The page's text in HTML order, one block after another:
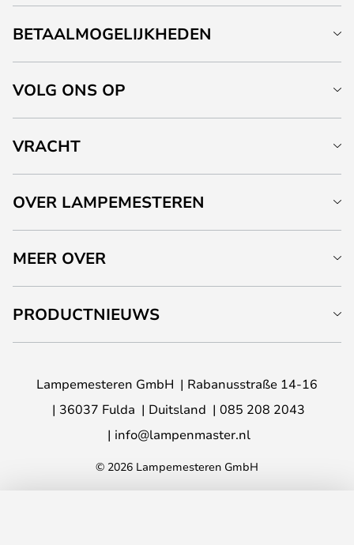
BETAALMOGELIJKHEDEN
VOLG ONS OP
VRACHT
OVER LAMPEMESTEREN
MEER OVER
PRODUCTNIEUWS
Lampemesteren GmbH
Rabanusstraße 14-16
36037 Fulda
Duitsland
085 208 2043
info@lampenmaster.nl
© 2026 Lampemesteren GmbH